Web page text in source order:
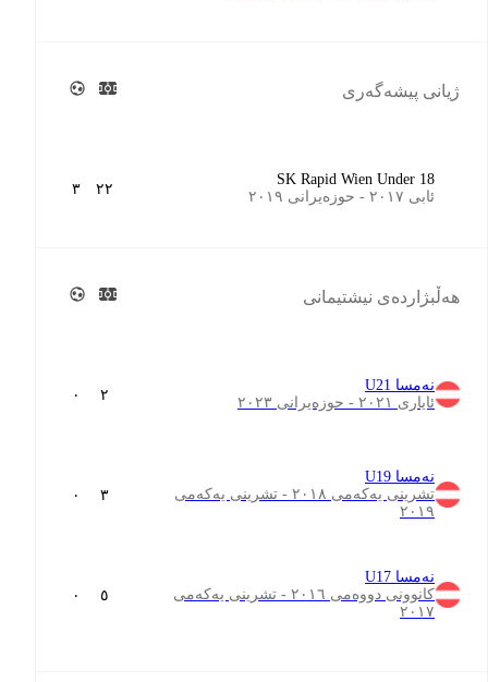
ژیانی پیشەگەری
SK Rapid Wien Under 18
ئابی ٢٠١٧ - حوزەیرانی ٢٠١٩
٢٢ ٣
هەڵبژاردەی نیشتیمانی
نەمسا U21
ئایاری ٢٠٢١ - حوزەیرانی ٢٠٢٣
٢ ٠
نەمسا U19
تشرینی یەکەمی ٢٠١٨ - تشرینی یەکەمی
٢٠١٩
٣ ٠
نەمسا U17
کانوونی دووەمی ٢٠١٦ - تشرینی یەکەمی
٢٠١٧
٥ ٠